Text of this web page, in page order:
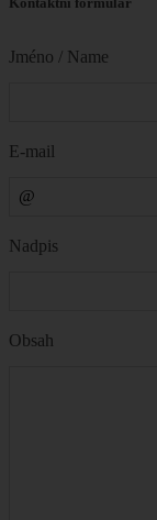
Jméno / Name
E-mail
Nadpis
Obsah